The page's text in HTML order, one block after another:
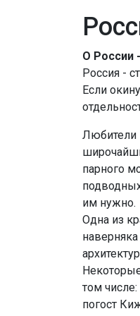
О России -
Россия -
Если
Любители
парного
им нужно.
Одна из
том
погост